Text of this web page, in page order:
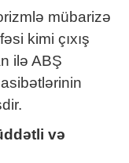
mübarizə
kimi çıxış
ilə ABŞ
və